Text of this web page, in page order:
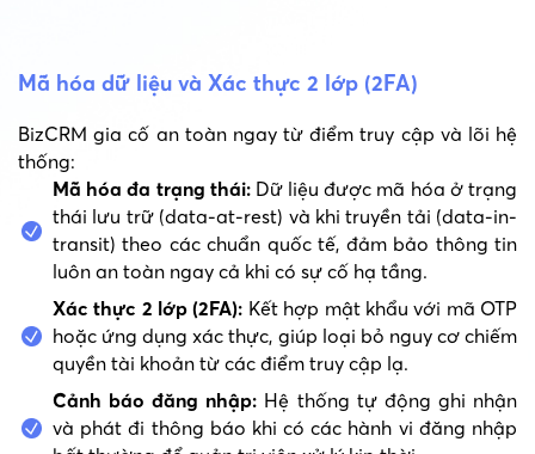
Mã hóa dữ liệu và Xác thực 2 lớp (2FA)
BizCRM gia cố an toàn ngay từ điểm truy cập và lõi hệ
thống:
Mã hóa đa trạng thái: Dữ liệu được mã hóa ở trạng
thái lưu trữ (data-at-rest) và khi truyền tải (data-in-
transit) theo các chuẩn quốc tế, đảm bảo thông tin
luôn an toàn ngay cả khi có sự cố hạ tầng.
Xác thực 2 lớp (2FA): Kết hợp mật khẩu với mã OTP
hoặc ứng dụng xác thực, giúp loại bỏ nguy cơ chiếm
quyền tài khoản từ các điểm truy cập lạ.
Cảnh báo đăng nhập: Hệ thống tự động ghi nhận
và phát đi thông báo khi có các hành vi đăng nhập